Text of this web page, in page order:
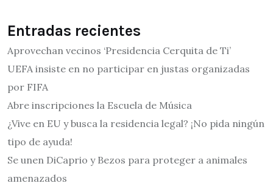
Entradas recientes
Aprovechan vecinos ‘Presidencia Cerquita de Ti’
UEFA insiste en no participar en justas organizadas
por FIFA
Abre inscripciones la Escuela de Música
¿Vive en EU y busca la residencia legal? ¡No pida ningún
tipo de ayuda!
Se unen DiCaprio y Bezos para proteger a animales
amenazados